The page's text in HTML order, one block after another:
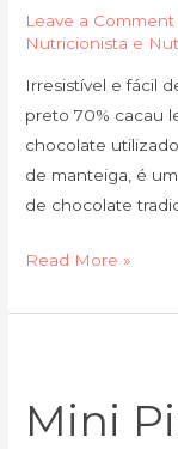
Leave a Comment
Nutricionista e
Irresistível e fácil
preto 70% cacau
chocolate
de manteiga, é
de chocolate
Read More »
Mini